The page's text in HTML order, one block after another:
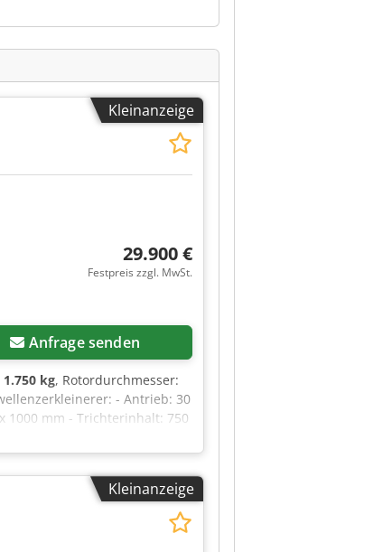
Kleinanzeige
29.900 €
Festpreis zzgl. MwSt.
Anfrage senden
1.750 kg, Rotordurchmesser:
- Antrieb: 30
1000 mm - Trichterinhalt: 750
Ersatzteile Zubehör: -
Die Maschine ist
Kleinanzeige